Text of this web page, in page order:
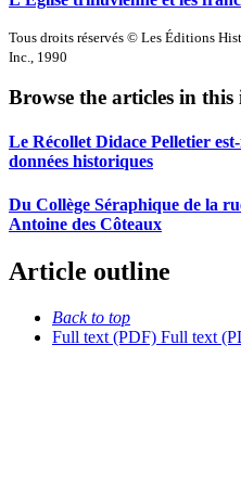
Tous droits réservés © Les Éditions
Inc., 1990
Browse the articles in this
Le Récollet Didace Pelletier
données historiques
Du Collège Séraphique de la
Antoine des Côteaux
Article outline
Back to top
Full text (PDF) Full text